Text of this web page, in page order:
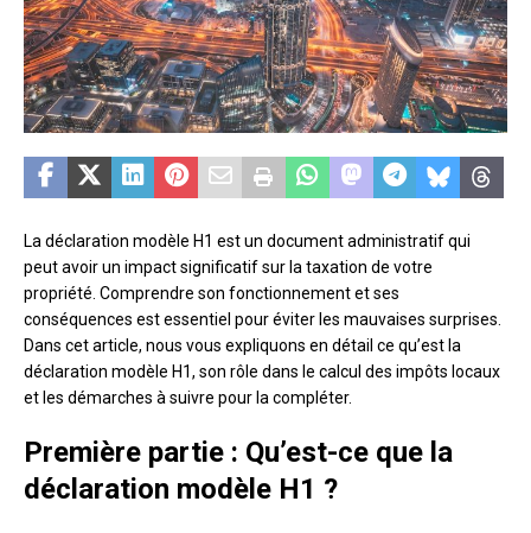
La déclaration modèle H1 est un document administratif qui
peut avoir un impact significatif sur la taxation de votre
propriété. Comprendre son fonctionnement et ses
conséquences est essentiel pour éviter les mauvaises surprises.
Dans cet article, nous vous expliquons en détail ce qu’est la
déclaration modèle H1, son rôle dans le calcul des impôts locaux
et les démarches à suivre pour la compléter.
Première partie : Qu’est-ce que la
déclaration modèle H1 ?